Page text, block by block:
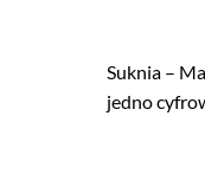
Suknia –
jedno